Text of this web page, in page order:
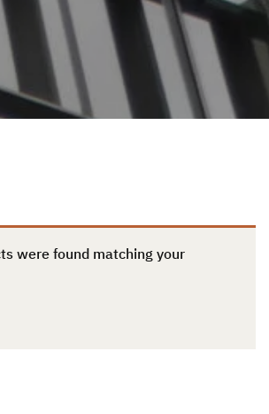
were found matching your